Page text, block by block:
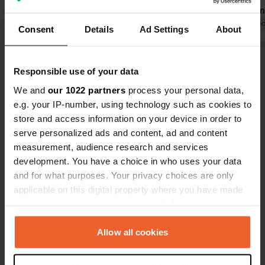
Consent Details Ad Settings About
Responsible use of your data
We and our 1022 partners process your personal data,
e.g. your IP-number, using technology such as cookies to
store and access information on your device in order to
serve personalized ads and content, ad and content
measurement, audience research and services
development. You have a choice in who uses your data
and for what purposes. Your privacy choices are only
applicable on this digital property where you have made
any time from the Cookie Declaration or by clicking on
the Privacy trigger icon.Allow all cookies
Grand choix de restaurants et de
rôti à 200
proximité.
Traduit par
Es-tu déjà venu ici ?
Contact
Emplacement
Via Migliavacca 90
98057, Milazzo, Italie